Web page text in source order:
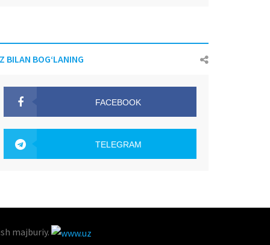
BILAN BOG‘LANING
FACEBOOK
TELEGRAM
majburiy.